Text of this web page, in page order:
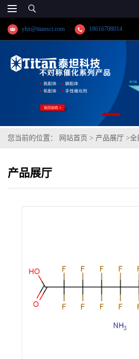
yhx@titansci.com 18616708014
您当前的位置： 网站首页 > 产品展厅 >全
GB/T31126;PFOA;GBT31126;T-PFOA（泰
产品展厅